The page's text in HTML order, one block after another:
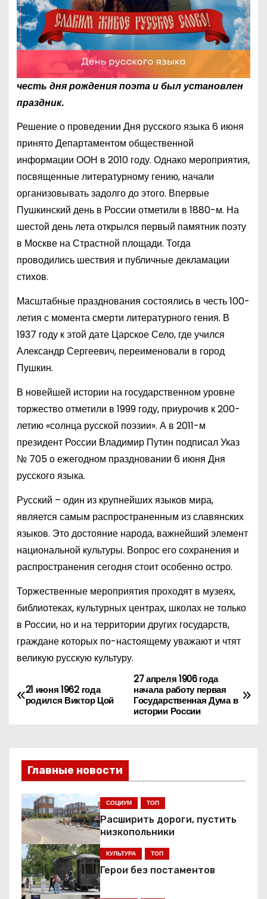
честь дня рождения поэта и был установлен
праздник.
Решение о проведении Дня русского языка 6 июня
принято Департаментом общественной
информации ООН в 2010 году. Однако мероприятия,
посвященные литературному гению, начали
организовывать задолго до этого. Впервые
Пушкинский день в России отметили в 1880-м. На
шестой день лета открылся первый памятник поэту
в Москве на Страстной площади. Тогда
проводились шествия и публичные декламации
стихов.
Масштабные празднования состоялись в честь 100-
летия с момента смерти литературного гения. В
1937 году к этой дате Царское Село, где учился
Александр Сергеевич, переименовали в город
Пушкин.
В новейшей истории на государственном уровне
торжество отметили в 1999 году, приурочив к 200-
летию «солнца русской поэзии». А в 2011-м
президент России Владимир Путин подписал Указ
№ 705 о ежегодном праздновании 6 июня Дня
русского языка.
Русский – один из крупнейших языков мира,
является самым распространенным из славянских
языков. Это достояние народа, важнейший элемент
национальной культуры. Вопрос его сохранения и
распространения сегодня стоит особенно остро.
Торжественные мероприятия проходят в музеях,
библиотеках, культурных центрах, школах не только
в России, но и на территории других государств,
граждане которых по-настоящему уважают и чтят
великую русскую культуру.
Н
а
и
г
а
ц
и
я
27 апреля 1906 года
начала работу первая
Государственная Дума в
истории России
21 июня 1962 года
родился Виктор Цой
Главные новости
СОЦИУМ ТОП
Расширить дороги, пустить
низкопольники
КУЛЬТУРА ТОП
Герои без постаментов